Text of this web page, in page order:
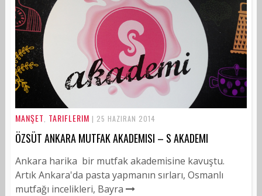
MANŞET TARIFLERIM | 25 HAZIRAN 2014
ÖZSÜT ANKARA MUTFAK AKADEMISI – S AKADEMI
Ankara harika bir mutfak akademisine kavuştu.
Artık Ankara'da pasta yapmanın sırları, Osmanlı
mutfağı incelikleri, Bayra